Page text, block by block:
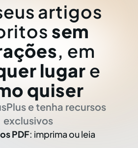
artigos
sem
, em
lugar e
quiser
e tenha recursos
exclusivos
PDF: imprima ou leia